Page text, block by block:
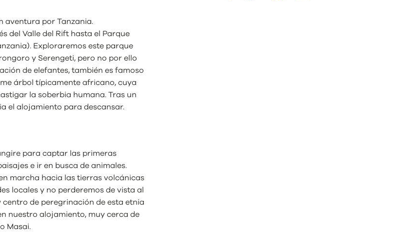
aventura por Tanzania.
del Valle del Rift hasta el Parque
Exploraremos este parque
y Serengeti, pero no por ello
de elefantes, también es famoso
árbol típicamente africano, cuya
la soberbia humana. Tras un
el alojamiento para descansar.
para captar las primeras
e ir en busca de animales.
marcha hacia las tierras volcánicas
locales y no perderemos de vista al
centro de peregrinación de esta etnia
nuestro alojamiento, muy cerca de
Masai.